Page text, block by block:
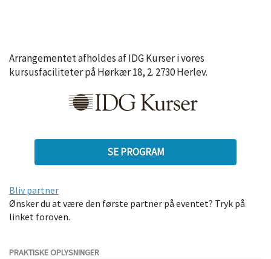
Arrangementet afholdes af IDG Kurser i vores
kursusfaciliteter på Hørkær 18, 2. 2730 Herlev.
SE PROGRAM
Bliv partner
Ønsker du at være den første partner på eventet? Tryk på
linket foroven.
PRAKTISKE OPLYSNINGER